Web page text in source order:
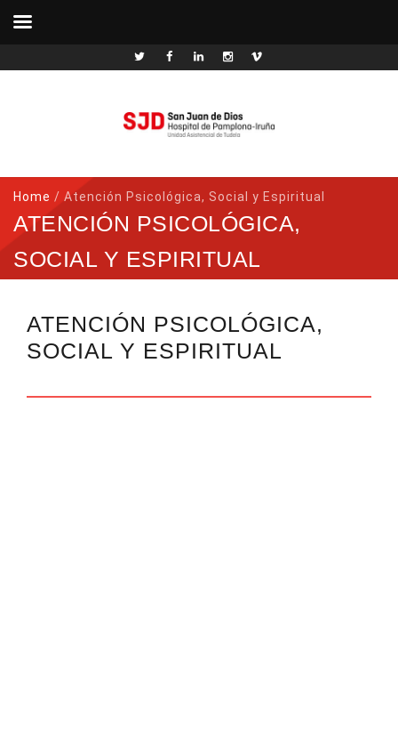
Home / Atención Psicológica, Social y Espiritual
ATENCIÓN PSICOLÓGICA,
SOCIAL Y ESPIRITUAL
ATENCIÓN PSICOLÓGICA,
SOCIAL Y ESPIRITUAL